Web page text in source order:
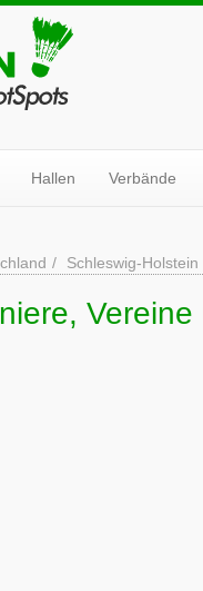
Hallen Verbände
Schleswig-Holstein